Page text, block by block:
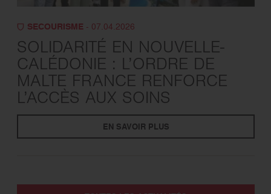
SECOURISME- 07.04.2026
SOLIDARITÉ EN NOUVELLE-
CALÉDONIE : L’ORDRE DE
MALTE FRANCE RENFORCE
L’ACCÈS AUX SOINS
EN SAVOIR PLUS